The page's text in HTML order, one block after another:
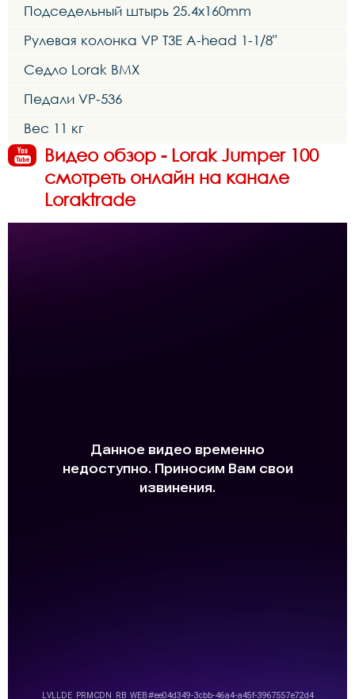
Подседельный штырь 25.4x160mm
Рулевая колонка VP T3E A-head 1-1/8"
Седло Lorak BMX
Педали VP-536
Вес 11 кг
Видео обзор - Lorak Jumper 100
смотреть онлайн на канале
Loraktrade